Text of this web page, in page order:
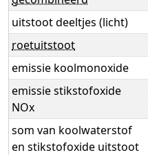
uitstoot deeltjes (licht)
roetuitstoot
emissie koolmonoxide
emissie stikstofoxide
NOx
som van koolwaterstof
en stikstofoxide uitstoot